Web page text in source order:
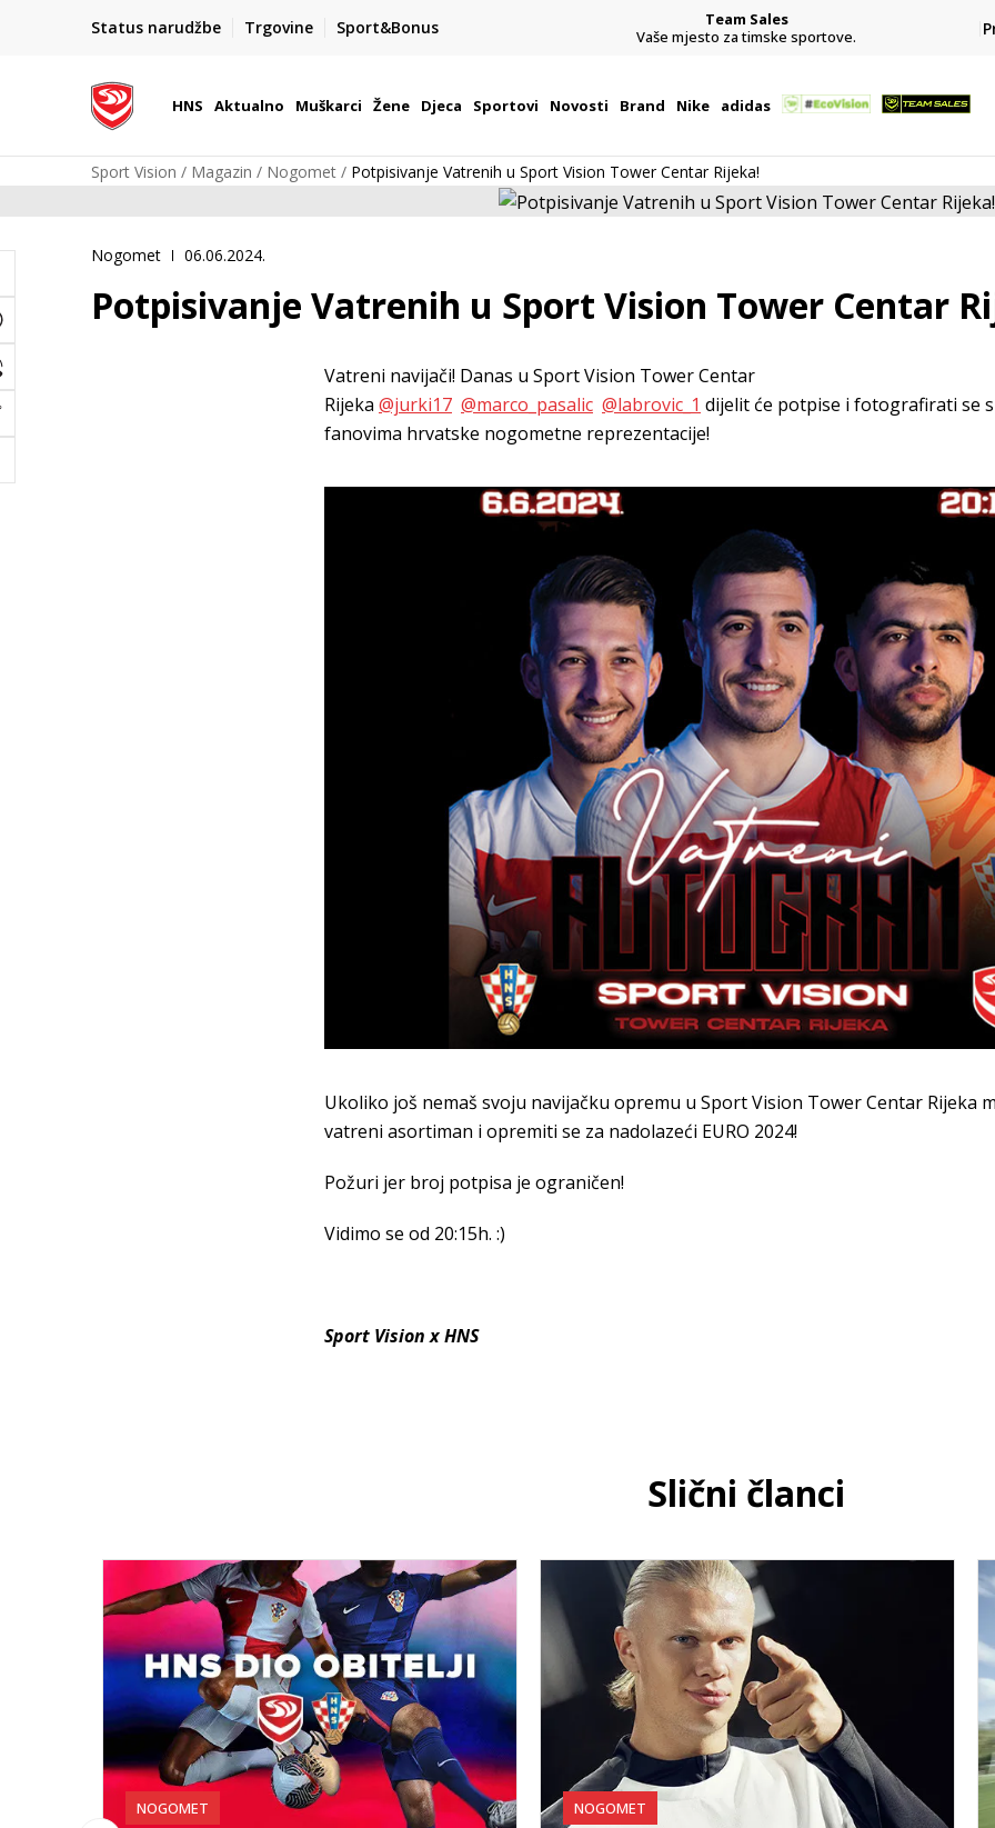
Status narudžbe Trgovine Sport&Bonus
BOX NOW
Dostava 1,50 €
| Više od 800 paketomata u Hrvatskoj
Team Sales
Vaše mjesto za timske sportove.
HNS Aktualno Muškarci Žene Djeca Sportovi Novosti Brand Nike adidas
Sport Vision Magazin Nogomet Potpisivanje Vatrenih u Sport Vision Tower Centar Rijeka!
Nogomet 06.06.2024.
Potpisivanje Vatrenih u Sport Vision Tower Centar
Vatreni navijači! Danas u Sport Vision Tower Centar
Rijeka @jurki17 @marco_pasalic @labrovic_1 dijelit će potpise i fotografirati se
fanovima hrvatske nogometne reprezentacije!
Ukoliko još nemaš svoju navijačku opremu u Sport Vision Tower Centar Rijeka
vatreni asortiman i opremiti se za nadolazeći EURO 2024!
Požuri jer broj potpisa je ograničen!
Vidimo se od 20:15h. :)
Sport Vision x HNS
Slični članci
NOGOMET NOGOMET